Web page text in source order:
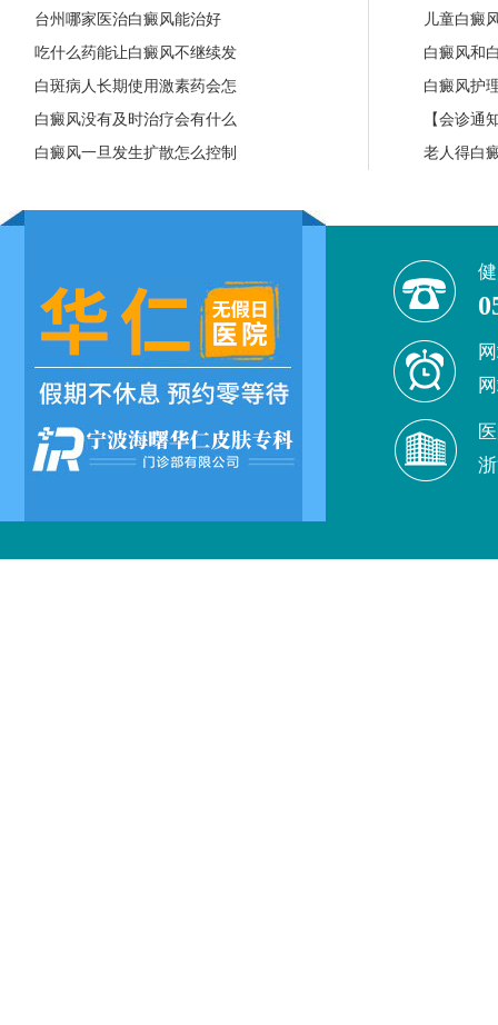
台州哪家医治白癜风能治好
吃什么药能让白癜风不继续发
白斑病人长期使用激素药会怎
白癜风没有及时治疗会有什么
白癜风一旦发生扩散怎么控制
儿童白癜
白癜风和
白癜风护
【会诊通
老人得白